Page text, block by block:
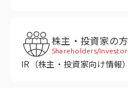
株主・投資家の方
Shareholders/
IR（株主・投資家向け情報